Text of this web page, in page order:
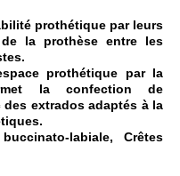
prothétique par leurs
la prothèse entre les
prothétique par la
la confection de
extrados adaptés à la
labiale, Crêtes